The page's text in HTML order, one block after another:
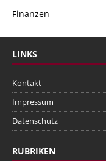
Finanzen
LINKS
Kontakt
Impressum
Datenschutz
RUBRIKEN